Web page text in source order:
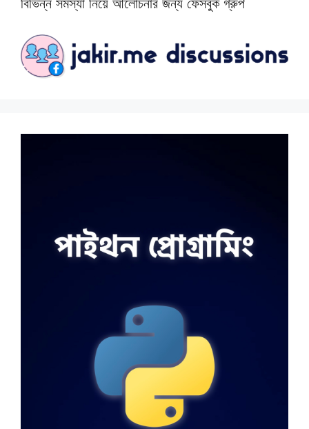
বিভিন্ন সমস্যা নিয়ে আলোচনার জন্য ফেসবুক গ্রুপ